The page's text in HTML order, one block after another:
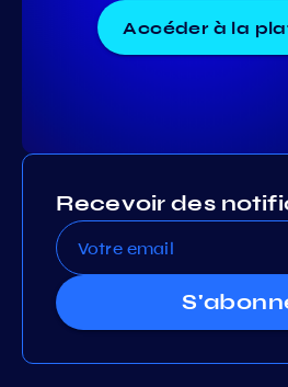
Accéder à la
Recevoir des